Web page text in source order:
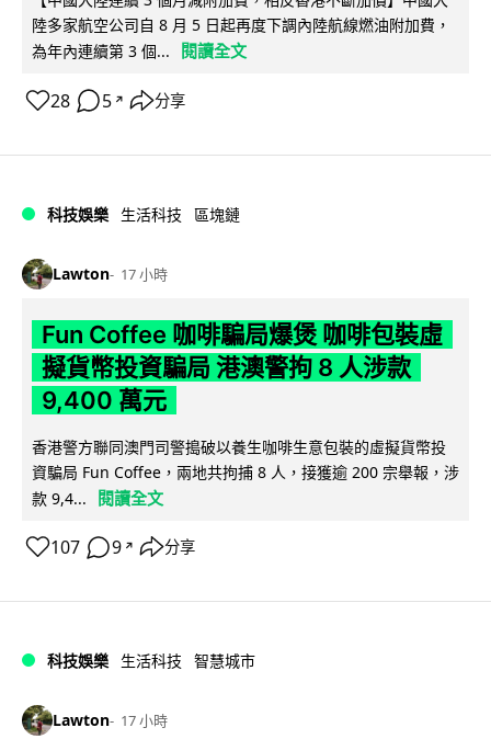
陸多家航空公司自 8 月 5 日起再度下調內陸航線燃油附加費，
為年內連續第 3 個...
閱讀全文
28 5 ↗ 分享
科技娛樂 生活科技 區塊鏈
Lawton 17 小時
Fun Coffee 咖啡騙局爆煲 咖啡包裝虛
擬貨幣投資騙局 港澳警拘 8 人涉款
9,400 萬元
香港警方聯同澳門司警搗破以養生咖啡生意包裝的虛擬貨幣投
資騙局 Fun Coffee，兩地共拘捕 8 人，接獲逾 200 宗舉報，涉
款 9,4...
閱讀全文
107 9 ↗ 分享
科技娛樂 生活科技 智慧城市
Lawton 17 小時